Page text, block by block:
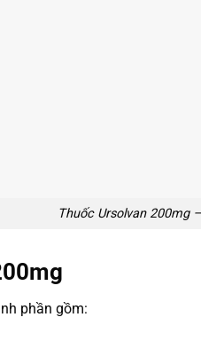
Thuốc Ursolvan 200mg
phần gồm: